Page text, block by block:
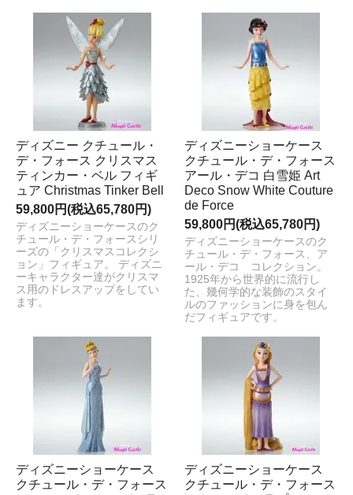
ディズニー クチュール・
デ・フォース クリスマス
ティンカー・ベル フィギ
ュア Christmas Tinker Bell
59,800円(税込65,780円)
ディズニーショーケースのク
チュール・デ・フォースシリ
ーズの「クリスマスコレクシ
ョン」フィギュア。 ディズニ
ーキャラクター達がクリスマ
ス用のドレスアップをしてい
ます。
ディズニーショーケース
クチュール・デ・フォース
アール・デコ 白雪姫 Art
Deco Snow White Couture
de Force
59,800円(税込65,780円)
ディズニーショーケースのク
チュール・デ・フォース、ア
ール・デコ コレクション。
1925年から世界的に流行し
た、幾何学的な装飾のスタイ
ルのファッションに身を包ん
だフィギュアです。
ディズニーショーケース
クチュール・デ・フォース
ディズニーショーケース
クチュール・デ・フォース